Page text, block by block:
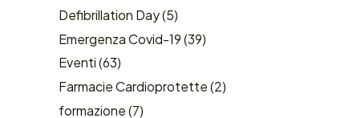
Defibrillation Day(5)
Emergenza Covid-19(39)
Eventi(63)
Farmacie Cardioprotette(2)
formazione(7)